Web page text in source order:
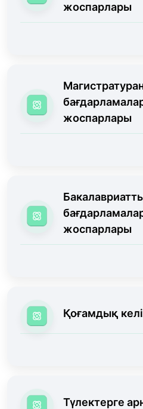
жоспарлары
жоспарлары
жоспарлары
Қоғамдық
Түлектерге